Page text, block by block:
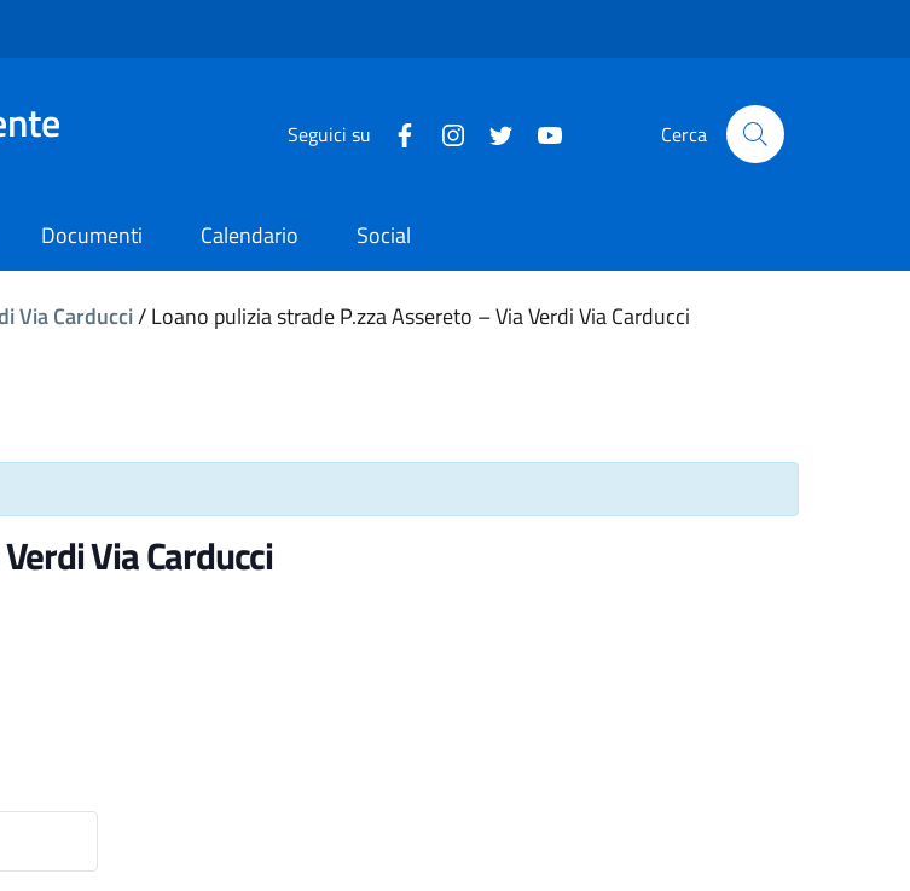
Seguici su Cerca
Documenti Calendario Social
Via Carducci/Loano pulizia strade P.zza Assereto – Via Verdi Via Carducci
Via Carducci